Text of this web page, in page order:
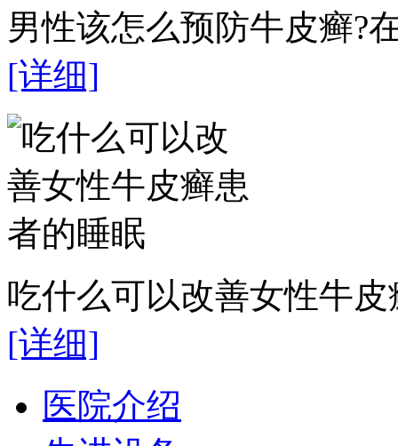
男性该怎么预防牛皮癣?
[详细]
吃什么可以改善女性牛
[详细]
医院介绍